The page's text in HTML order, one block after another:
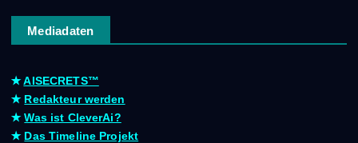
Mediadaten
✭AISECRETS™
✭ Redakteur werden
✭Was ist CleverAi?
✭ Das Timeline Projekt